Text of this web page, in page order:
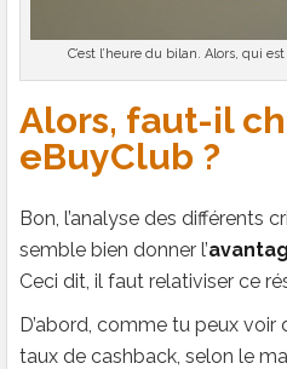
C’est l’heure du bilan. Alors, qui
Alors, faut-il
eBuyClub ?
Bon, l’analyse des différents
semble bien donner l’
Ceci dit, il faut relativiser ce
D’abord, comme tu peux
taux de cashback, selon le